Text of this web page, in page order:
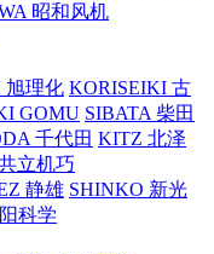
昭和风机
旭理化 KORISEIKI 古
GOMU SIBATA 柴田
千代田 KITZ 北泽
立机巧
静雄 SHINKO 新光
科学